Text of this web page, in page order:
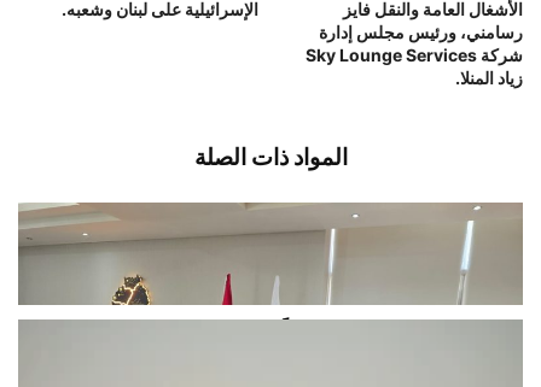
الإسرائيلية على لبنان وشعبه.
الأشغال العامة والنقل فايز
رسامني، ورئيس مجلس إدارة
شركة Sky Lounge Services
زياد المنلا.
المواد ذات الصلة
سقلاوي بحث مع رئيس بلدية رميشفي
حلول مناسبة” لتسلُّم التبغ من...
اخبار محلية